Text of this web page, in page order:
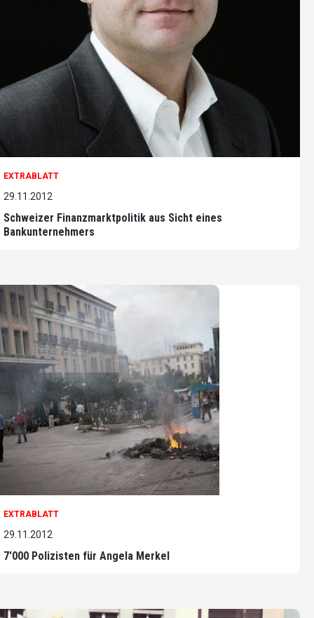
EXTRABLATT
29.11.2012
Schweizer Finanzmarktpolitik aus Sicht eines
Bankunternehmers
EXTRABLATT
29.11.2012
7'000 Polizisten für Angela Merkel